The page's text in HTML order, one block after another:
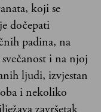
koji se
dočepati
padina, na
i na njoj
ljudi, izvjestan
i nekoliko